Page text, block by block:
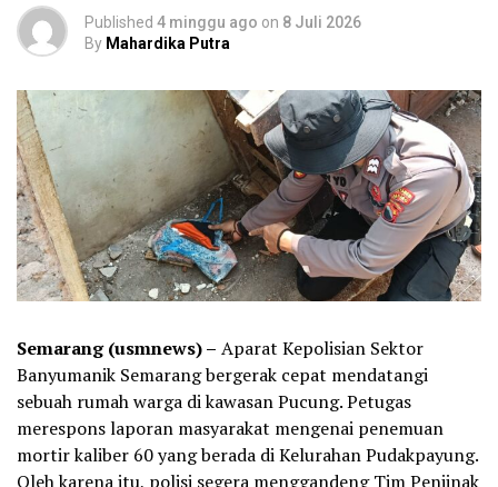
Published 4 minggu ago on 8 Juli 2026
By Mahardika Putra
Semarang (usmnews) – Aparat Kepolisian Sektor
Banyumanik Semarang bergerak cepat mendatangi
sebuah rumah warga di kawasan Pucung. Petugas
merespons laporan masyarakat mengenai penemuan
mortir kaliber 60 yang berada di Kelurahan Pudakpayung.
Oleh karena itu, polisi segera menggandeng Tim Penjinak